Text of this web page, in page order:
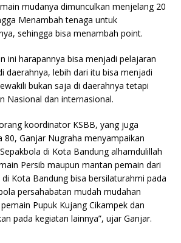
mudanya dimunculkan menjelang 20
Menambah tenaga untuk
sehingga bisa menambah point.
ini harapannya bisa menjadi pelajaran
daerahnya, lebih dari itu bisa menjadi
bukan saja di daerahnya tetapi
Nasional dan internasional.
koordinator KSBB, yang juga
80, Ganjar Nugraha menyampaikan
di Kota Bandung alhamdulillah
Persib maupun mantan pemain dari
Kota Bandung bisa bersilaturahmi pada
persahabatan mudah mudahan
Pupuk Kujang Cikampek dan
pada kegiatan lainnya”, ujar Ganjar.